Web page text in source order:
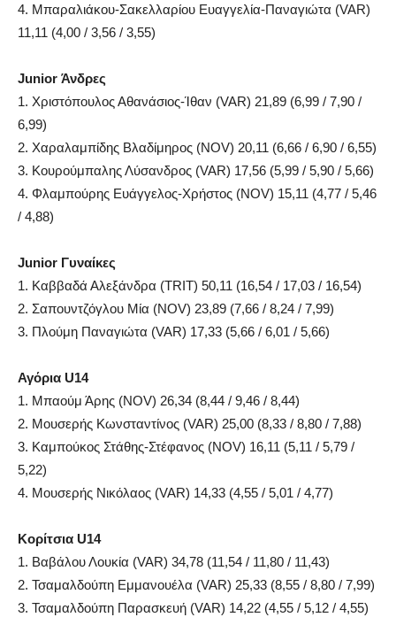
4. Μπαραλιάκου-Σακελλαρίου Ευαγγελία-Παναγιώτα (VAR)
11,11 (4,00 / 3,56 / 3,55)
Junior Άνδρες
1. Χριστόπουλος Αθανάσιος-Ίθαν (VAR) 21,89 (6,99 / 7,90 /
6,99)
2. Χαραλαμπίδης Βλαδίμηρος (NOV) 20,11 (6,66 / 6,90 / 6,55)
3. Κουρούμπαλης Λύσανδρος (VAR) 17,56 (5,99 / 5,90 / 5,66)
4. Φλαμπούρης Ευάγγελος-Χρήστος (NOV) 15,11 (4,77 / 5,46
/ 4,88)
Junior Γυναίκες
1. Καββαδά Αλεξάνδρα (TRIT) 50,11 (16,54 / 17,03 / 16,54)
2. Σαπουντζόγλου Μία (NOV) 23,89 (7,66 / 8,24 / 7,99)
3. Πλούμη Παναγιώτα (VAR) 17,33 (5,66 / 6,01 / 5,66)
Αγόρια U14
1. Μπαούμ Άρης (NOV) 26,34 (8,44 / 9,46 / 8,44)
2. Μουσερής Κωνσταντίνος (VAR) 25,00 (8,33 / 8,80 / 7,88)
3. Καμπούκος Στάθης-Στέφανος (NOV) 16,11 (5,11 / 5,79 /
5,22)
4. Μουσερής Νικόλαος (VAR) 14,33 (4,55 / 5,01 / 4,77)
Κορίτσια U14
1. Βαβάλου Λουκία (VAR) 34,78 (11,54 / 11,80 / 11,43)
2. Τσαμαλδούπη Εμμανουέλα (VAR) 25,33 (8,55 / 8,80 / 7,99)
3. Τσαμαλδούπη Παρασκευή (VAR) 14,22 (4,55 / 5,12 / 4,55)